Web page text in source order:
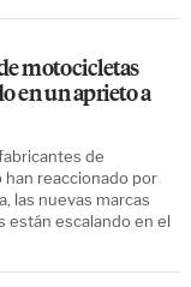
motocicletas
en un aprieto a
de
reaccionado por
las nuevas marcas
están escalando en el